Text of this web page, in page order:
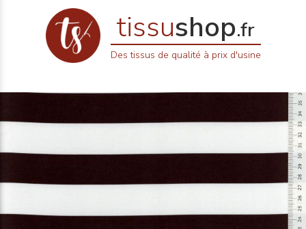
tissushop.fr
Des tissus de qualité à prix d'usine